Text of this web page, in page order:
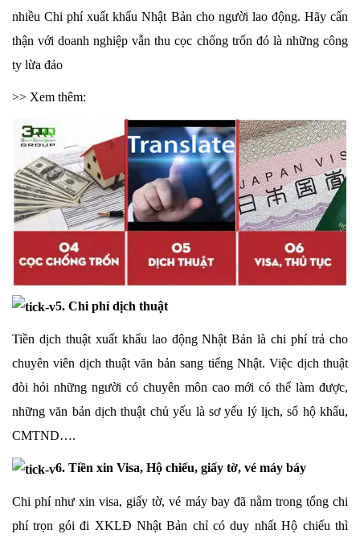
nhiều Chi phí xuất khẩu Nhật Bản cho người lao động. Hãy cẩn
thận với doanh nghiệp vẫn thu cọc chống trốn đó là những công
ty lừa đảo
>> Xem thêm:
5. Chi phí dịch thuật
Tiền dịch thuật xuất khẩu lao động Nhật Bản là chi phí trả cho
chuyên viên dịch thuật văn bản sang tiếng Nhật. Việc dịch thuật
đòi hỏi những người có chuyên môn cao mới có thể làm được,
những văn bản dịch thuật chủ yếu là sơ yếu lý lịch, sổ hộ khẩu,
CMTND….
6. Tiền xin Visa, Hộ chiếu, giấy tờ, vé máy báy
Chi phí như xin visa, giấy tờ, vé máy bay đã nằm trong tổng chi
phí trọn gói đi XKLĐ Nhật Bản chỉ có duy nhất Hộ chiếu thì